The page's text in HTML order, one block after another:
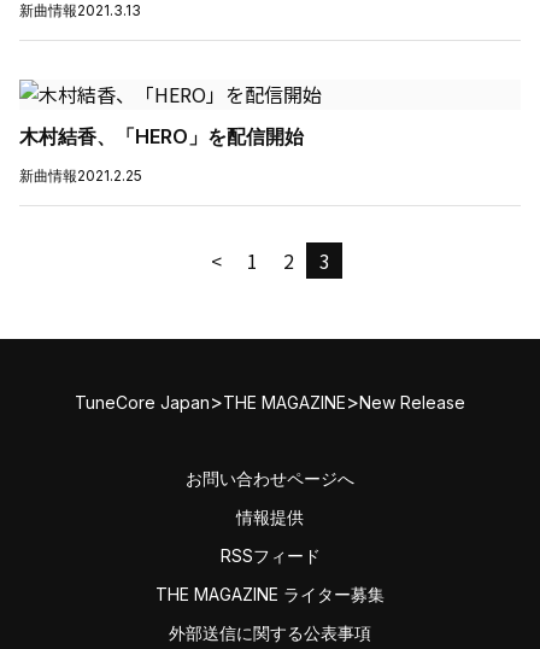
新曲情報2021.3.13
木村結香、「HERO」を配信開始
新曲情報2021.2.25
< 1 2 3
TuneCore Japan>THE MAGAZINE>New Release
お問い合わせページへ
情報提供
RSSフィード
THE MAGAZINE ライター募集
外部送信に関する公表事項